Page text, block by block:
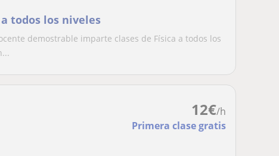
todos los niveles
demostrable imparte clases de Física a todos los
12€/h
Primera clase gratis